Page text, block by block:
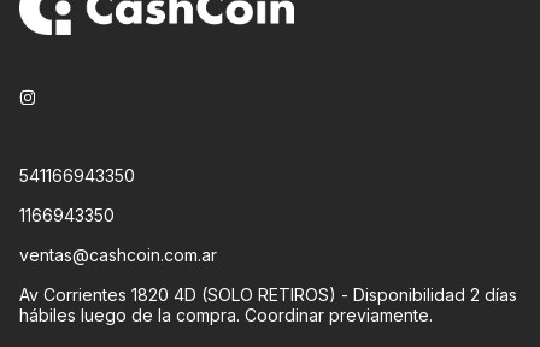
541166943350
1166943350
ventas@cashcoin.com.ar
Av Corrientes 1820 4D (SOLO RETIROS) - Disponibilidad 2 días
hábiles luego de la compra. Coordinar previamente.